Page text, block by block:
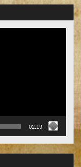
02:19